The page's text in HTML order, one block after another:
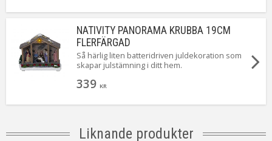
NATIVITY PANORAMA KRUBBA 19CM
FLERFÄRGAD
Så härlig liten batteridriven juldekoration som
skapar julstämning i ditt hem.
339 KR
Liknande produkter